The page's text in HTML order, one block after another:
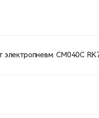
электропневм. СМ040C